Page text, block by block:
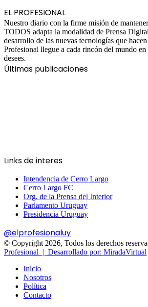
EL PROFESIONAL
Nuestro diario con la firme misión de
TODOS adapta la modalidad de Prensa
desarrollo de las nuevas tecnologías que
Profesional llegue a cada rincón del mundo
desees.
Últimas publicaciones
Links de interes
Intendencia de Cerro Largo
Cerro Largo FC
Org. de la Prensa del Interior
Parlamento Uruguay
Presidencia Uruguay
@elprofesionaluy
© Copyright 2026, Todos los derechos
Profesional | Desarrollado por: MiradaVirtual
Inicio
Nosotros
Política
Contacto